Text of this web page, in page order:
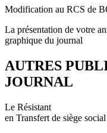
Modification au RCS de
La présentation de votre
graphique du journal
AUTRES
JOURNAL
Le Résistant
en Transfert de siège